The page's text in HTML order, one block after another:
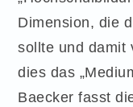
Dimension, die
sollte und damit
dies das
Baecker fasst